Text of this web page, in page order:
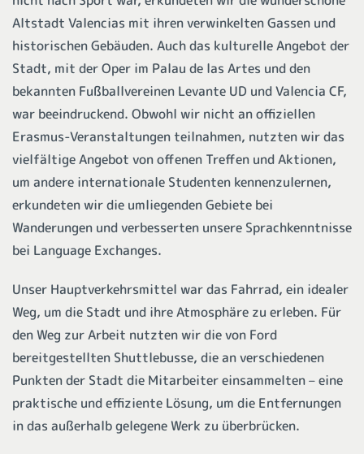
Altstadt Valencias mit ihren verwinkelten Gassen und
historischen Gebäuden. Auch das kulturelle Angebot der
Stadt, mit der Oper im Palau de las Artes und den
bekannten Fußballvereinen Levante UD und Valencia CF,
war beeindruckend. Obwohl wir nicht an offiziellen
Erasmus-Veranstaltungen teilnahmen, nutzten wir das
vielfältige Angebot von offenen Treffen und Aktionen,
um andere internationale Studenten kennenzulernen,
erkundeten wir die umliegenden Gebiete bei
Wanderungen und verbesserten unsere Sprachkenntnisse
bei Language Exchanges.
Unser Hauptverkehrsmittel war das Fahrrad, ein idealer
Weg, um die Stadt und ihre Atmosphäre zu erleben. Für
den Weg zur Arbeit nutzten wir die von Ford
bereitgestellten Shuttlebusse, die an verschiedenen
Punkten der Stadt die Mitarbeiter einsammelten – eine
praktische und effiziente Lösung, um die Entfernungen
in das außerhalb gelegene Werk zu überbrücken.